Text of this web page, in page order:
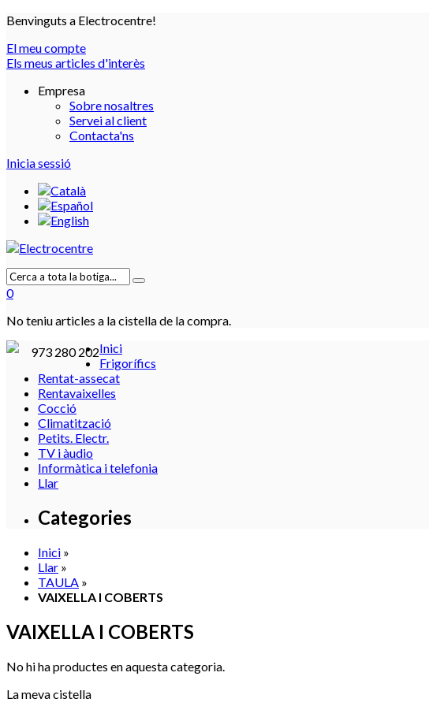
Benvinguts a Electrocentre!
El meu compte
Els meus articles d'interès
Empresa
Sobre nosaltres
Servei al client
Contacta'ns
Inicia sessió
0
No teniu articles a la cistella de la compra.
973 280 202Inici
Frigorífics
Rentat-assecat
Rentavaixelles
Cocció
Climatització
Petits. Electr.
TV i àudio
Informàtica i telefonia
Llar
Categories
Inici »
Llar »
TAULA »
VAIXELLA I COBERTS
VAIXELLA I COBERTS
No hi ha productes en aquesta categoria.
La meva cistella